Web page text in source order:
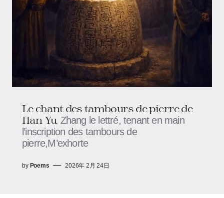
Le chant des tambours de pierre de
Han Yu Zhang le lettré, tenant en main
l’inscription des tambours de
pierre,M’exhorte
by Poems 2026年 2月 24日